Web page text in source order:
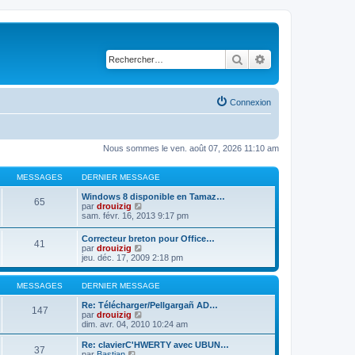
Rechercher
Connexion
Nous sommes le ven. août 07, 2026 11:10 am
MESSAGES DERNIER MESSAGE
65
Windows 8 disponible en Tamaz…
par drouizig
o
u
l
t
e
r
l
d
e
r
n
i
sam. févr. 16, 2013 9:17 pm
41
Correcteur breton pour Office…
par drouizig
o
n
s
u
l
t
r
l
e
jeu. déc. 17, 2009 2:18 pm
MESSAGES DERNIER MESSAGE
147
Re: Télécharger/Pellgargañ AD…
par drouizig
o
n
s
dim. avr. 04, 2010 10:24 am
37
Re: clavierC'HWERTY avec UBUN…